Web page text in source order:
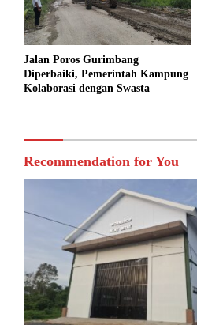
Jalan Poros Gurimbang
Diperbaiki, Pemerintah Kampung
Kolaborasi dengan Swasta
Recommendation for You